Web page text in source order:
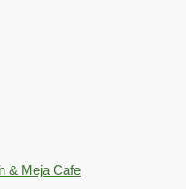
& Meja Cafe